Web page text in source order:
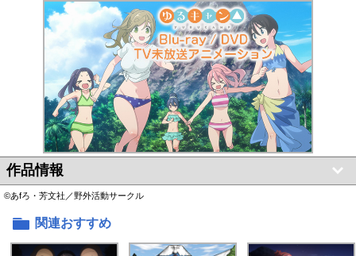
作品情報
©あfろ・芳文社／野外活動サークル
関連おすすめ